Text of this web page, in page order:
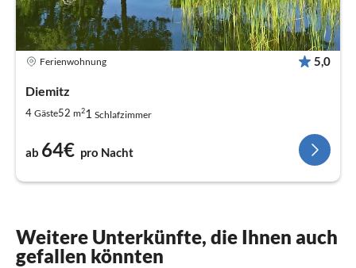
Ferienwohnung 5,0
Diemitz
4 Gäste52 m21 Schlafzimmer
ab 64€ pro Nacht
Weitere Unterkünfte, die Ihnen auch
gefallen könnten